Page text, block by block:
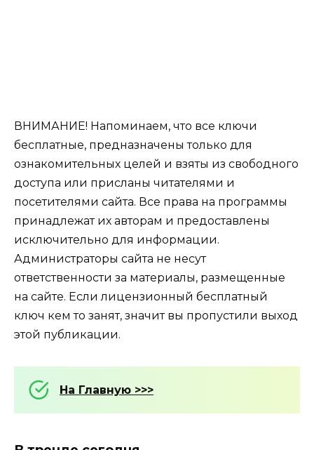
ВНИМАНИЕ! Напоминаем, что все ключи
бесплатные, предназначены только для
ознакомительных целей и взяты из свободного
доступа или присланы читателями и
посетителями сайта. Все права на программы
принадлежат их авторам и предоставлены
исключительно для информации.
Администраторы сайта не несут
ответственности за материалы, размещенные
на сайте. Если лицензионный бесплатный
ключ кем то занят, значит вы пропустили выход
этой публикации.
На Главную >>>